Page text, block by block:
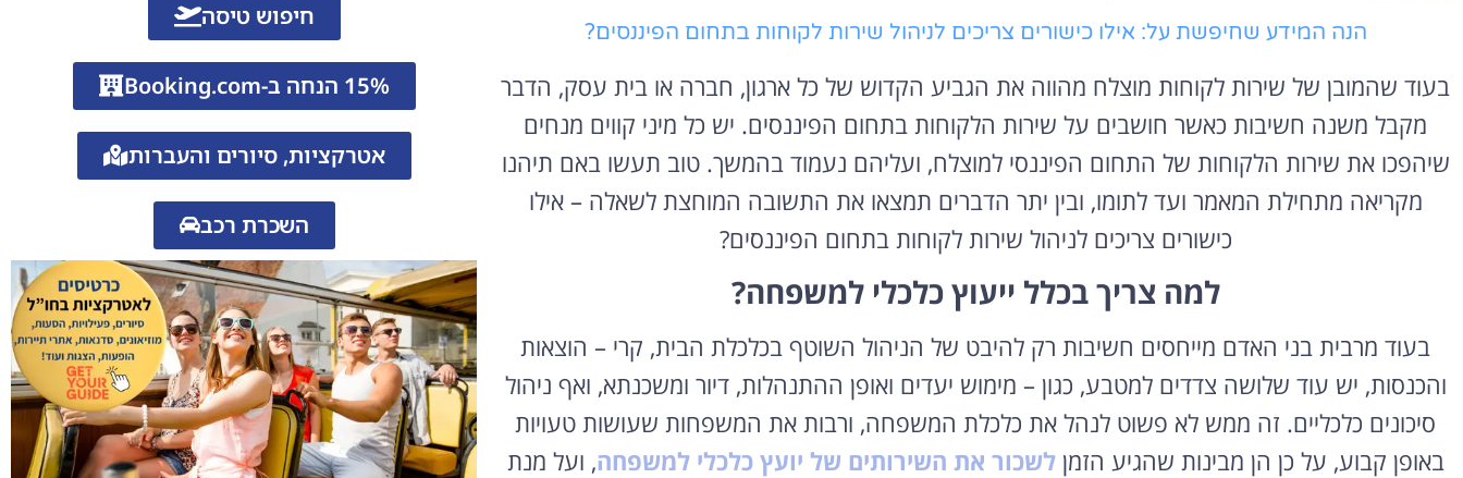
הנה המידע שחיפשת על: אילו כישורים צריכים לניהול שירות לקוחות בתחום הפיננסים?
בעוד שהמובן של שירות לקוחות מוצלח מהווה את הגביע הקדוש של כל ארגון, חברה או בית עסק, הדבר
מקבל משנה חשיבות כאשר חושבים על שירות הלקוחות בתחום הפיננסים. יש כל מיני קווים מנחים
שיהפכו את שירות הלקוחות של התחום הפיננסי למוצלח, ועליהם נעמוד בהמשך. טוב תעשו באם תיהנו
מקריאה מתחילת המאמר ועד לתומו, ובין יתר הדברים תמצאו את התשובה המוחצת לשאלה – אילו
כישורים צריכים לניהול שירות לקוחות בתחום הפיננסים?
למה צריך בכלל ייעוץ כלכלי למשפחה?
בעוד מרבית בני האדם מייחסים חשיבות רק להיבט של הניהול השוטף בכלכלת הבית, קרי – הוצאות
והכנסות, יש עוד שלושה צדדים למטבע, כגון – מימוש יעדים ואופן ההתנהלות, דיור ומשכנתא, ואף ניהול
סיכונים כלכליים. זה ממש לא פשוט לנהל את כלכלת המשפחה, ורבות את המשפחות שעושות טעויות
באופן קבוע, על כן הן מבינות שהגיע הזמןלשכור את השירותים של יועץ כלכלי למשפחה, ועל מנת
חיפוש טיסה
15% הנחה ב-Booking.com
אטרקציות, סיורים והעברות
השכרת רכב